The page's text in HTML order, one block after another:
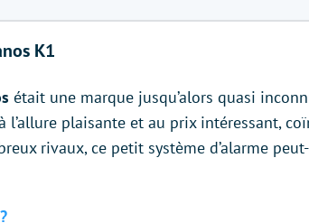
K1
était une marque jusqu’alors quasi
l’allure plaisante et au prix intéressant,
rivaux, ce petit système d’alarme